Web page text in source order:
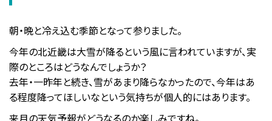
朝・晩と冷え込む季節となって参りました。
今年の北近畿は大雪が降るという風に言われていますが、実
際のところはどうなんでしょうか？
去年・一昨年と続き、雪があまり降らなかったので、今年はあ
る程度降ってほしいなという気持ちが個人的にはあります。
来月の天気予報がどうなるのか楽しみですね。